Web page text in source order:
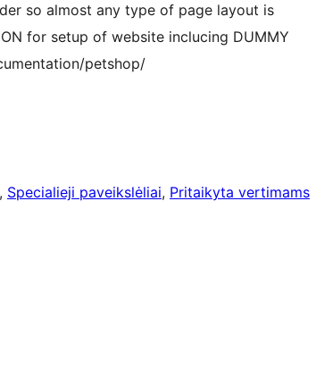
so almost any type of page layout is
for setup of website inclucing DUMMY
petshop/
, Specialieji paveikslėliai, Pritaikyta vertimams